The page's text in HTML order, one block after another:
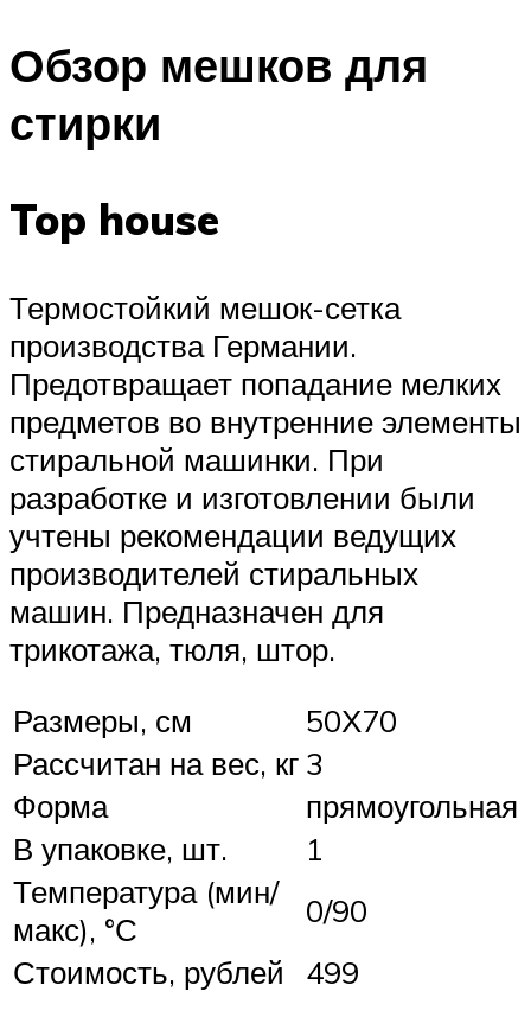
Обзор мешков для
стирки
Top house
Термостойкий мешок-сетка
производства Германии.
Предотвращает попадание мелких
предметов во внутренние элементы
стиральной машинки. При
разработке и изготовлении были
учтены рекомендации ведущих
производителей стиральных
машин. Предназначен для
трикотажа, тюля, штор.
Размеры, см
50Х70
Рассчитан на вес, кг 3
Форма
прямоугольная
В упаковке, шт.
1
Температура (мин/
макс), °С
0/90
Стоимость, рублей
499